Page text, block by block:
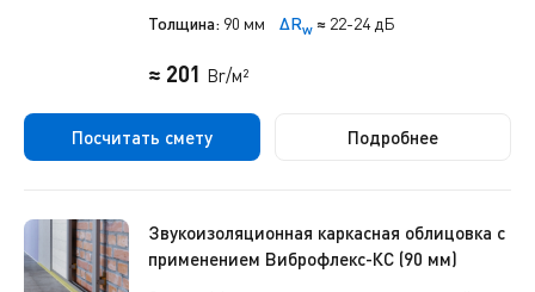
Толщина: 90 мм ΔRw ≈ 22-24 дБ
≈ 201 Br/м²
Посчитать смету Подробнее
Звукоизоляционная каркасная облицовка с
применением Виброфлекс-КС (90 мм)